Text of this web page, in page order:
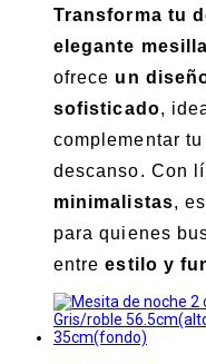
Transforma tu
elegante
ofrece un
sofisticado,
complementar
descanso. Con
minimalistas,
para quienes
entreestilo y